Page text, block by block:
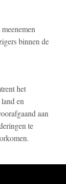
binnen de
het
en
aan
te